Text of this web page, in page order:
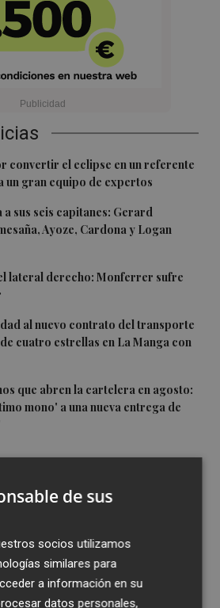
convertir el eclipse en un referente
gran equipo de expertos
sus seis capitanes: Gerard
Ayoze, Cardona y Logan
lateral derecho: Monferrer sufre
al nuevo contrato del transporte
cuatro estrellas en La Manga con
que abren la cartelera en agosto:
mono' a una nueva entrega de
de sus
socios utilizamos
similares para
a información en su
datos personales,